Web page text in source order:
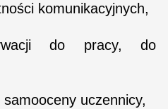
komunikacyjnych,
do pracy, do
samooceny uczennicy,